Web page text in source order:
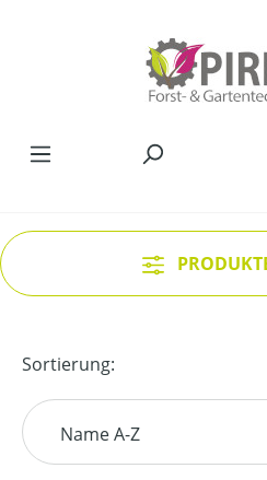
Sortierung: